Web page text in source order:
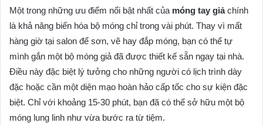
Một trong những ưu điểm nổi bật nhất của móng tay giảchính
là khả năng biến hóa bộ móng chỉ trong vài phút. Thay vì mất
hàng giờ tại salon để sơn, vẽ hay đắp móng, bạn có thể tự
mình gắn một bộ móng giả đã được thiết kế sẵn ngay tại nhà.
Điều này đặc biệt lý tưởng cho những người có lịch trình dày
đặc hoặc cần một diện mạo hoàn hảo cấp tốc cho sự kiện đặc
biệt. Chỉ với khoảng 15-30 phút, bạn đã có thể sở hữu một bộ
móng lung linh như vừa bước ra từ tiệm.